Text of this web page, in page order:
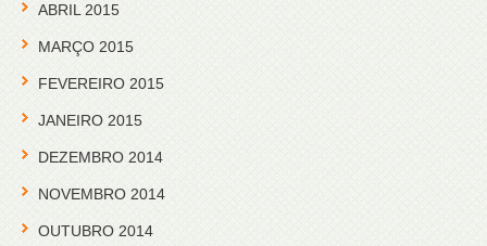
ABRIL 2015
MARÇO 2015
FEVEREIRO 2015
JANEIRO 2015
DEZEMBRO 2014
NOVEMBRO 2014
OUTUBRO 2014